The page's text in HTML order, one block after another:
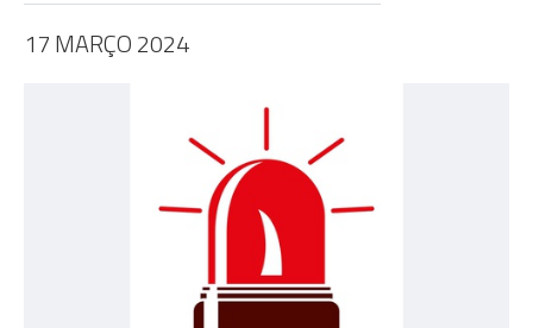
17 MARÇO 2024